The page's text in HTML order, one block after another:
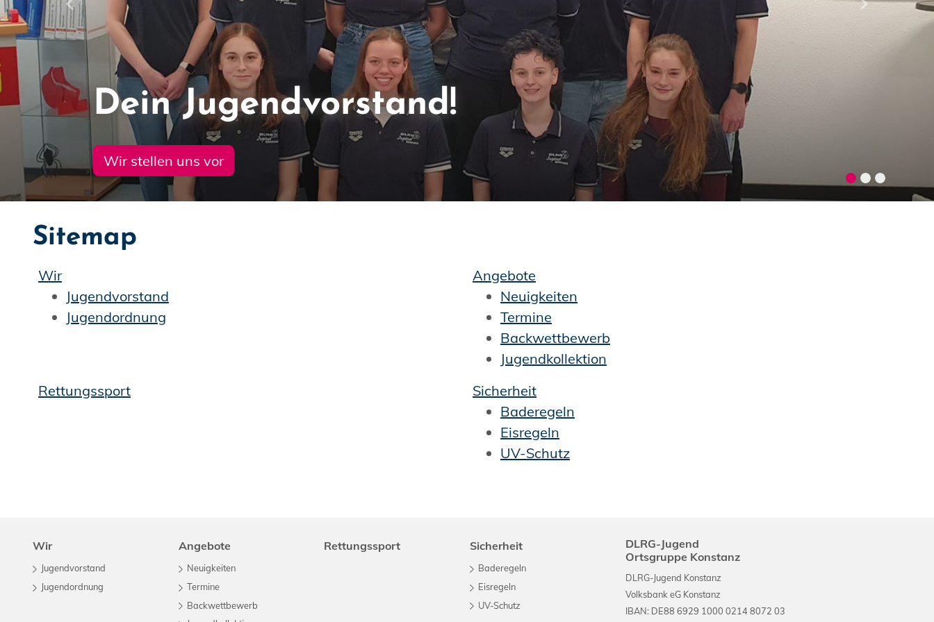
Dein Jugendvorstand!
Wir stellen uns vor
Sitemap
Wir
Jugendvorstand
Jugendordnung
Angebote
Neuigkeiten
Termine
Backwettbewerb
Jugendkollektion
Rettungssport
Sicherheit
Baderegeln
Eisregeln
UV-Schutz
Wir
Jugendvorstand
Jugendordnung
Angebote
Neuigkeiten
Termine
Backwettbewerb
Rettungssport Sicherheit
Baderegeln
Eisregeln
UV-Schutz
DLRG-Jugend
Ortsgruppe Konstanz
DLRG-Jugend Konstanz
Volksbank eG Konstanz
IBAN: DE88 6929 1000 0214 8072 03